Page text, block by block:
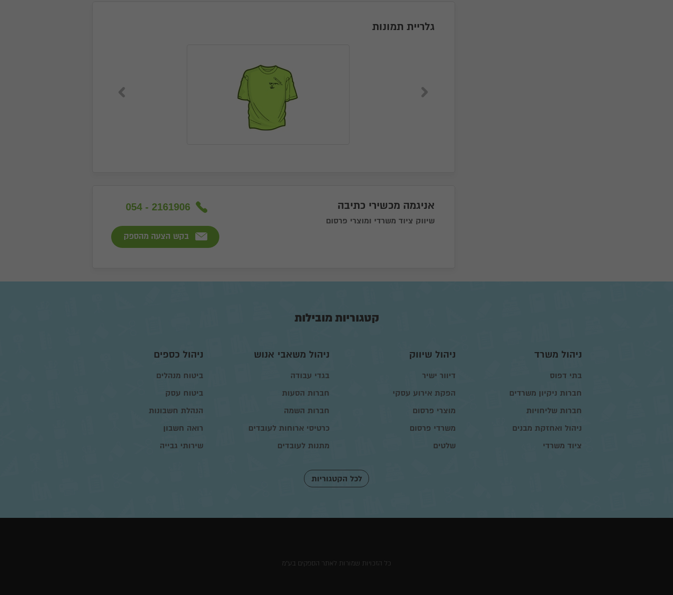
גלריית תמונות
אניגמה מכשירי כתיבה
שיווק ציוד משרדי ומוצרי פרסום
054 - 2161906
קטגוריות מובילות
ניהול משרד
בתי דפוס
חברות ניקיון משרדים
חברות שליחויות
ניהול ואחזקת מבנים
ציוד משרדי
ניהול שיווק
דיוור ישיר
הפקת אירוע עסקי
מוצרי פרסום
משרדי פרסום
שלטים
ניהול משאבי אנוש
בגדי עבודה
חברות הסעות
חברות השמה
כרטיסי ארוחות לעובדים
מתנות לעובדים
ניהול כספים
ביטוח מנהלים
ביטוח עסק
הנהלת חשבונות
רואה חשבון
שירותי גבייה
לכל הקטגוריות
כל הזכויות שמורות לאתר הספקים בע"מ